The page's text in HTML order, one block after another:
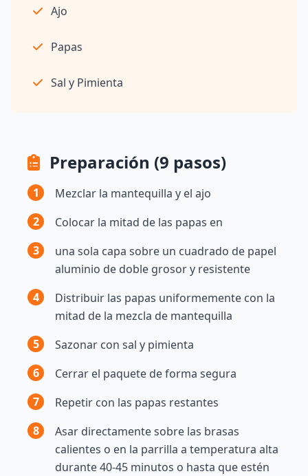
Ajo
Papas
Sal y Pimienta
Preparación (9 pasos)
1
Mezclar la mantequilla y el ajo
2
Colocar la mitad de las papas en
3
una sola capa sobre un cuadrado de papel
aluminio de doble grosor y resistente
4
Distribuir las papas uniformemente con la
mitad de la mezcla de mantequilla
5
Sazonar con sal y pimienta
6
Cerrar el paquete de forma segura
7
Repetir con las papas restantes
8
Asar directamente sobre las brasas
calientes o en la parrilla a temperatura alta
durante 40-45 minutos o hasta que estén